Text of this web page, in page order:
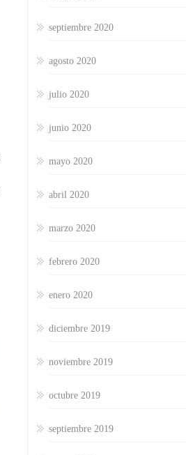
septiembre 2020
agosto 2020
julio 2020
junio 2020
mayo 2020
abril 2020
marzo 2020
febrero 2020
enero 2020
diciembre 2019
noviembre 2019
octubre 2019
septiembre 2019